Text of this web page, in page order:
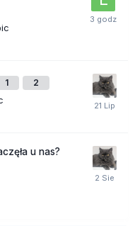
1 2
u nas?